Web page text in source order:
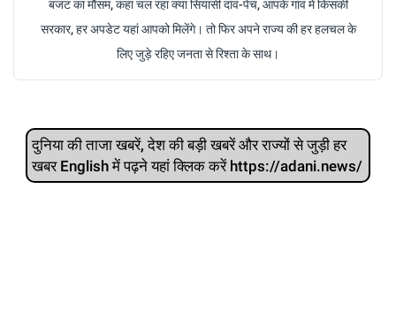
बजट का मौसम, कहां चल रहा क्या सियासी दांव-पेच, आपके गांव में किसकी
सरकार, हर अपडेट यहां आपको मिलेंगे। तो फिर अपने राज्य की हर हलचल के
लिए जुड़े रहिए जनता से रिश्ता के साथ।
दुनिया की ताजा खबरें, देश की बड़ी खबरें और राज्‍यों से जुड़ी हर
खबर English में पढ़ने यहां क्लिक करें https://adani.news/